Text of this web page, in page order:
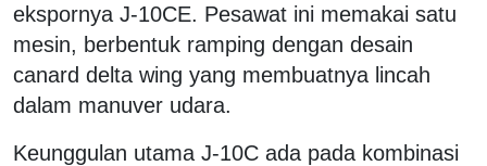
ekspornya J-10CE. Pesawat ini memakai satu
mesin, berbentuk ramping dengan desain
canard delta wing yang membuatnya lincah
dalam manuver udara.
Keunggulan utama J-10C ada pada kombinasi